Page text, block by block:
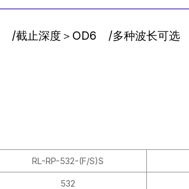
/截止深度＞OD6 /多种波长可选
RL-RP-532-(F/S)S
532